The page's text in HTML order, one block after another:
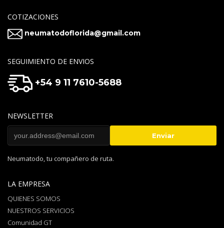
COTIZACIONES
neumatodoflorida@gmail.com
SEGUIMIENTO DE ENVIOS
+54 9 11 7610-5688
NEWSLETTER
Neumatodo, tu compañero de ruta.
LA EMPRESA
QUIENES SOMOS
NUESTROS SERVICIOS
Comunidad GT